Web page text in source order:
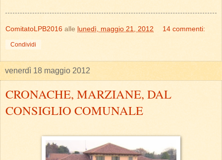
ComitatoLPB2016 alle lunedì, maggio 21, 2012 14 commenti:
Condividi
venerdì 18 maggio 2012
CRONACHE, MARZIANE, DAL
CONSIGLIO COMUNALE